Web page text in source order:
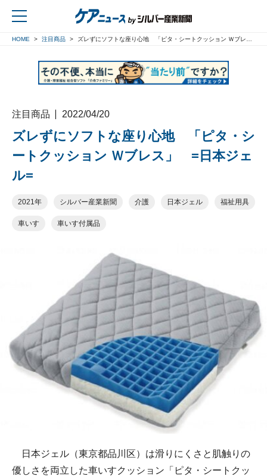
HOME 注目商品 ズレずにソフトな座り心地 「ピタ・シートクッション Ｗブレス」 =日本ジェル=
注目商品 2022/04/20
ズレずにソフトな座り心地 「ピタ・シ
ートクッション Ｗブレス」 =日本ジェ
ル=
2021年 シルバー産業新聞 介護 日本ジェル 福祉用具
車いす 車いす付属品
日本ジェル（東京都品川区）は滑りにくさと肌触りの
優しさを両立した車いすクッション「ピタ・シートクッ